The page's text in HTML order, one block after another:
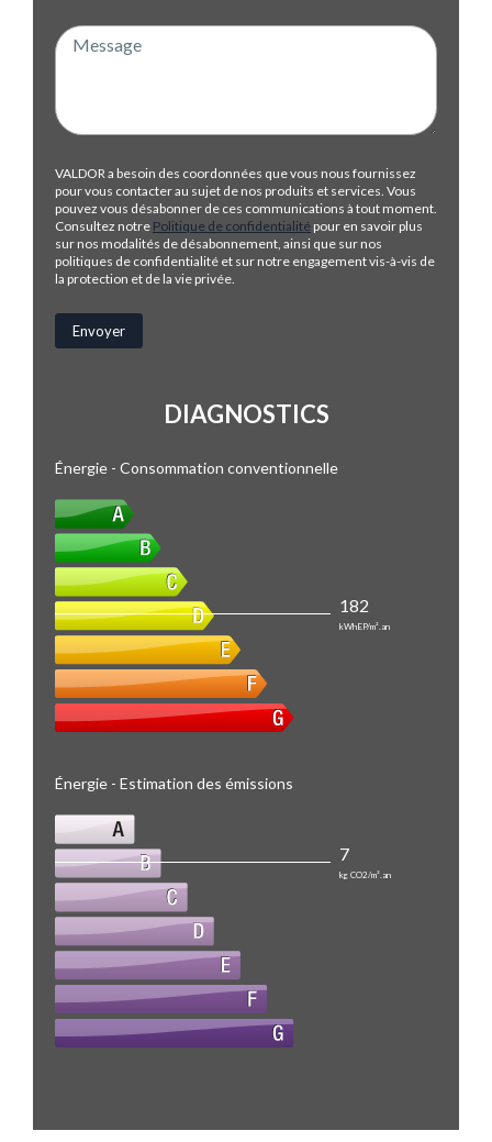
VALDOR a besoin des coordonnées que vous nous fournissez
pour vous contacter au sujet de nos produits et services. Vous
pouvez vous désabonner de ces communications à tout moment.
Consultez notre Politique de confidentialité pour en savoir plus
sur nos modalités de désabonnement, ainsi que sur nos
politiques de confidentialité et sur notre engagement vis-à-vis de
la protection et de la vie privée.
DIAGNOSTICS
Énergie - Consommation conventionnelle
182
kWhEP/m².an
Énergie - Estimation des émissions
7
kg CO2/m².an